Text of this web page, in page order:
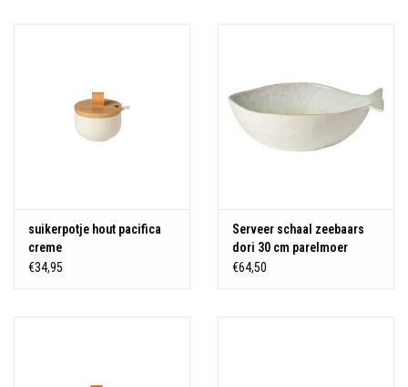
suikerpotje hout pacifica
creme
€34,95
Serveer schaal zeebaars
dori 30 cm parelmoer
€64,50